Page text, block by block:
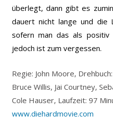
überlegt, dann gibt es
dauert nicht lange und die
sofern man das als positiv
jedoch ist zum vergessen.
Regie: John Moore,
Bruce Willis, Jai Courtney,
Cole Hauser, Laufzeit: 97
www.diehardmovie.com